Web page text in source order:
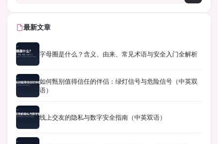
最新文章
字母圈是什么？含义、由来、常见术语与安全入门全解析
如何甄别值得信任的伴侣：绿灯信号与危险信号（中英双
语）
线上交友的隐私与数字安全指南（中英双语）